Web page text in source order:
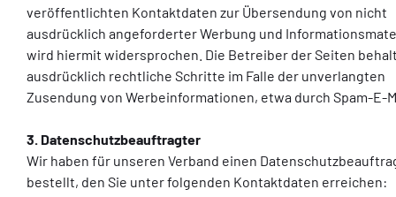
veröffentlichten Kontaktdaten zur Übersendung von nicht
ausdrücklich angeforderter Werbung und
wird hiermit widersprochen. Die Betreiber der Seiten
ausdrücklich rechtliche Schritte im Falle der unverlangten
Zusendung von Werbeinformationen, etwa durch Spam-E-
3. Datenschutzbeauftragter
Wir haben für unseren Verband einen
bestellt, den Sie unter folgenden Kontaktdaten erreichen: